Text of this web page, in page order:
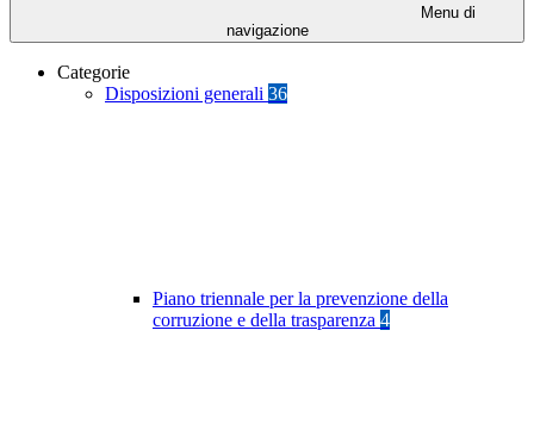
Menu di
navigazione
Categorie
Disposizioni generali 36
Piano triennale per la prevenzione della
corruzione e della trasparenza 4